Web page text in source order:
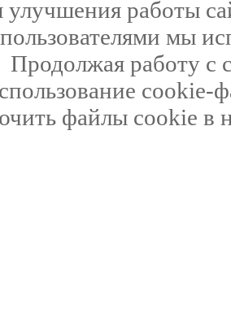
улучшения работы
пользователями мы
Продолжая работу с
cookie-
файлы cookie в